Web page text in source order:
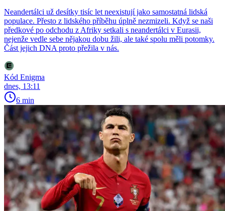
Neandertálci už desítky tisíc let neexistují jako samostatná lidská
populace. Přesto z lidského příběhu úplně nezmizeli. Když se naši
předkové po odchodu z Afriky setkali s neandertálci v Eurasii,
nejenže vedle sebe nějakou dobu žili, ale také spolu měli potomky.
Část jejich DNA proto přežila v nás.
Kód Enigma
dnes, 13:11
6 min